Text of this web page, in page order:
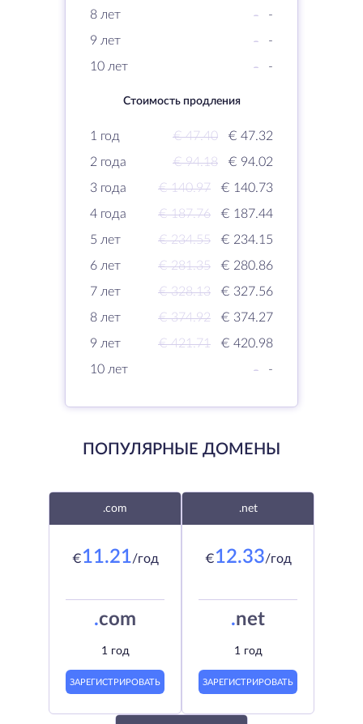
8 лет
-
-
9 лет
-
-
10 лет
- -
Стоимость продления
1 год € 47.40
€ 47.32
2 года
€ 94.18
€ 94.02
3 года
€ 140.97
€ 140.73
4 года
€ 187.76
€ 187.44
5 лет
€ 234.55
€ 234.15
6 лет
€ 281.35
€ 280.86
7 лет
€ 328.13
€ 327.56
8 лет
€ 374.92
€ 374.27
9 лет
€ 421.71
€ 420.98
10 лет
- -
ПОПУЛЯРНЫЕ ДОМЕНЫ
.com
€11.21/год
.com
1 год
ЗАРЕГИСТРИРОВАТЬ
.net
€12.33/год
.net
1 год
ЗАРЕГИСТРИРОВАТЬ